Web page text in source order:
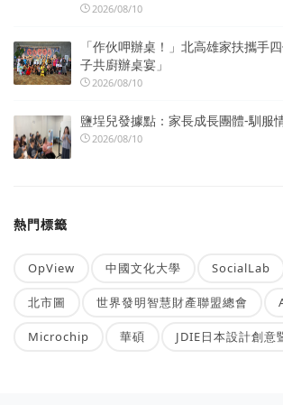
2026/08/10
「作伙呷辦桌！」北高雄家扶攜手
子共廚辦桌宴」
2026/08/10
鹽埕兒發據點：家長成長團體-馴服
2026/08/10
熱門標籤
OpView 中國文化大學 SocialLab
北市圖 世界發明智慧財產聯盟總會
Microchip 華碩 JDIE日本設計創意